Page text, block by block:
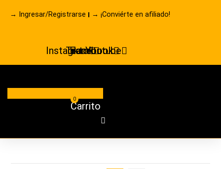
→ Ingresar/Registrarse → ¡Conviérte en afiliado!
Instagram
Tiktok
Facebook
Youtube
0
Carrito